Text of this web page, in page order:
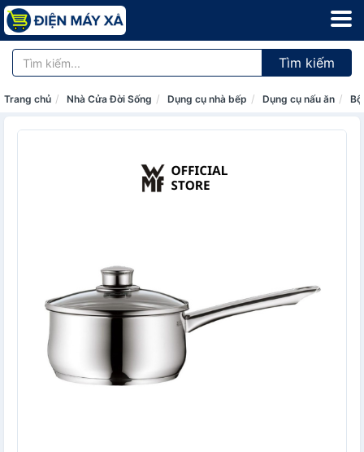
Tìm kiếm
Trang chủ Nhà Cửa Đời Sống Dụng cụ nhà bếp Dụng cụ nấu ăn